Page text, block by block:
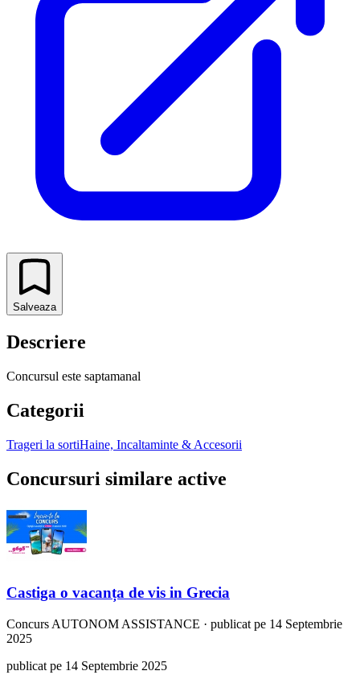
Salveaza
Descriere
Concursul este saptamanal
Categorii
Trageri la sortiHaine, Incaltaminte & Accesorii
Concursuri similare active
Castiga o vacanța de vis in Grecia
Concurs AUTONOM ASSISTANCE · publicat pe 14 Septembrie
2025
publicat pe 14 Septembrie 2025